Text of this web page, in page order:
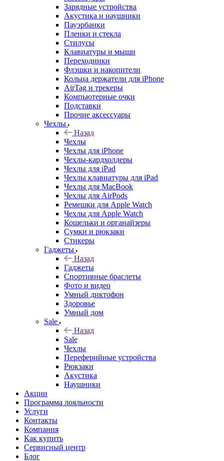
Зарядные устройства
Акустика и наушники
Пауэрбанки
Пленки и стекла
Стилусы
Клавиатуры и мыши
Переходники
Флэшки и накопители
Кольца держатели для iPhone
AirTag и трекеры
Компьютерные очки
Подставки
Прочие аксессуары
Чехлы
Назад
Чехлы
Чехлы для iPhone
Чехлы-кардхолдеры
Чехлы для iPad
Чехлы клавиатуры для iPad
Чехлы для MacBook
Чехлы для AirPods
Ремешки для Apple Watch
Чехлы для Apple Watch
Кошельки и органайзеры
Сумки и рюкзаки
Стикеры
Гаджеты
Назад
Гаджеты
Спортивные браслеты
Фото и видео
Умный диктофон
Здоровье
Умный дом
Sale
Назад
Sale
Чехлы
Переферийные устройства
Рюкзаки
Акустика
Наушники
Акции
Программа лояльности
Услуги
Контакты
Компания
Как купить
Сервисный центр
Блог